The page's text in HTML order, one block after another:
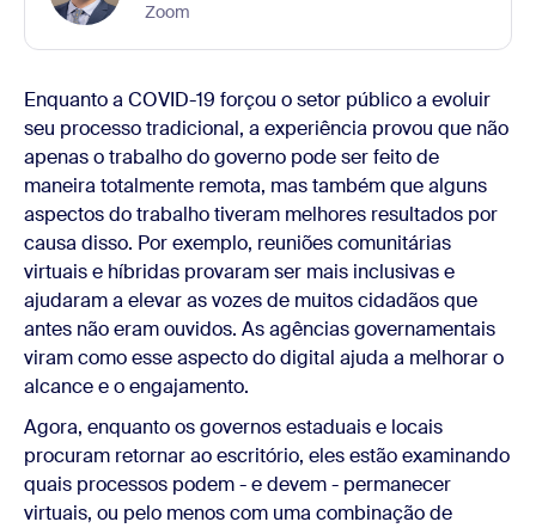
Zoom
Enquanto a COVID-19 forçou o setor público a evoluir
seu processo tradicional, a experiência provou que não
apenas o trabalho do governo pode ser feito de
maneira totalmente remota, mas também que alguns
aspectos do trabalho tiveram melhores resultados por
causa disso. Por exemplo, reuniões comunitárias
virtuais e híbridas provaram ser mais inclusivas e
ajudaram a elevar as vozes de muitos cidadãos que
antes não eram ouvidos. As agências governamentais
viram como esse aspecto do digital ajuda a melhorar o
alcance e o engajamento.
Agora, enquanto os governos estaduais e locais
procuram retornar ao escritório, eles estão examinando
quais processos podem - e devem - permanecer
virtuais, ou pelo menos com uma combinação de